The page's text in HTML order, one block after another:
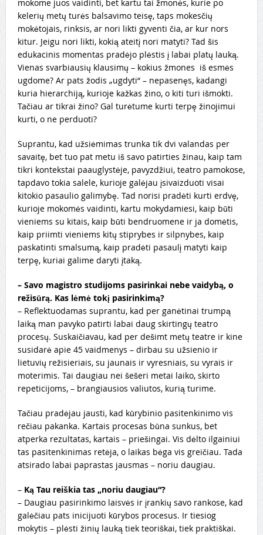
mokome juos vaidinti, bet kartu tai žmonės, kurie po
kelerių metų turės balsavimo teisę, taps mokesčių
mokėtojais, rinksis, ar nori likti gyventi čia, ar kur nors
kitur. Jeigu nori likti, kokią ateitį nori matyti? Tad šis
edukacinis momentas pradėjo plėstis į labai platų lauką.
Vienas svarbiausių klausimų – kokius žmones iš esmės
ugdome? Ar pats žodis „ugdyti“ – nepasenęs, kadangi
kuria hierarchiją, kurioje kažkas žino, o kiti turi išmokti.
Tačiau ar tikrai žino? Gal turėtume kurti terpę žinojimui
kurti, o ne perduoti?
Suprantu, kad užsiėmimas trunka tik dvi valandas per
savaitę, bet tuo pat metu iš savo patirties žinau, kaip tam
tikri kontekstai paauglystėje, pavyzdžiui, teatro pamokose,
tapdavo tokia salele, kurioje galėjau įsivaizduoti visai
kitokio pasaulio galimybę. Tad norisi pradėti kurti erdvę,
kurioje mokomės vaidinti, kartu mokydamiesi, kaip būti
vieniems su kitais, kaip būti bendruomene ir ja domėtis,
kaip priimti vieniems kitų stiprybes ir silpnybes, kaip
paskatinti smalsumą, kaip pradėti pasaulį matyti kaip
terpę, kuriai galime daryti įtaką.
– Savo magistro studijoms pasirinkai nebe vaidybą, o
režisūrą. Kas lėmė tokį pasirinkimą?
– Reflektuodamas suprantu, kad per ganėtinai trumpą
laiką man pavyko patirti labai daug skirtingų teatro
procesų. Suskaičiavau, kad per dešimt metų teatre ir kine
susidarė apie 45 vaidmenys – dirbau su užsienio ir
lietuvių režisieriais, su jaunais ir vyresniais, su vyrais ir
moterimis. Tai daugiau nei šešeri metai laiko, skirto
repeticijoms, – brangiausios valiutos, kurią turime.
Tačiau pradėjau jausti, kad kūrybinio pasitenkinimo vis
rečiau pakanka. Kartais procesas būna sunkus, bet
atperka rezultatas, kartais – priešingai. Vis dėlto ilgainiui
tas pasitenkinimas retėja, o laikas bėga vis greičiau. Tada
atsirado labai paprastas jausmas – noriu daugiau.
– Ką Tau reiškia tas „noriu daugiau“?
– Daugiau pasirinkimo laisvės ir įrankių savo rankose, kad
galėčiau pats inicijuoti kūrybos procesus. Ir tiesiog
mokytis – plėsti žinių lauką tiek teoriškai, tiek praktiškai.